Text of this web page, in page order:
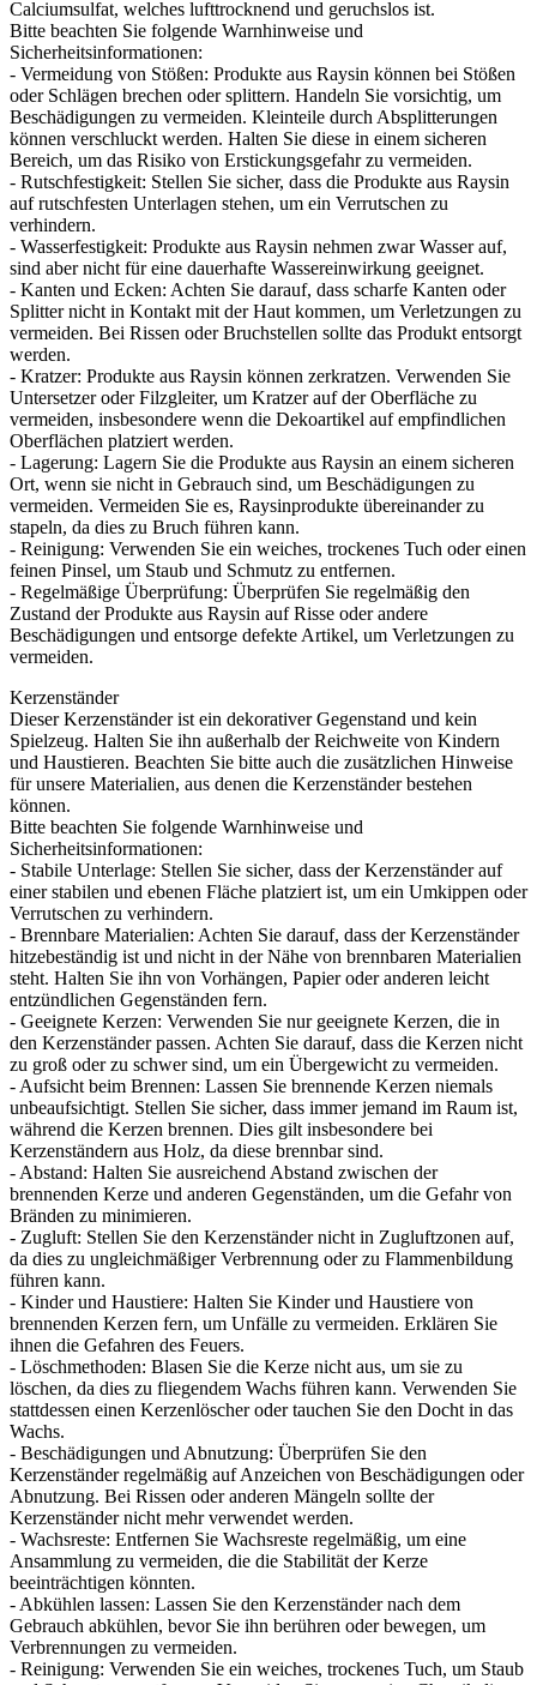
Calciumsulfat, welches lufttrocknend und geruchslos ist.
Bitte beachten Sie folgende Warnhinweise und
Sicherheitsinformationen:
- Vermeidung von Stößen: Produkte aus Raysin können bei Stößen
oder Schlägen brechen oder splittern. Handeln Sie vorsichtig, um
Beschädigungen zu vermeiden. Kleinteile durch Absplitterungen
können verschluckt werden. Halten Sie diese in einem sicheren
Bereich, um das Risiko von Erstickungsgefahr zu vermeiden.
- Rutschfestigkeit: Stellen Sie sicher, dass die Produkte aus Raysin
auf rutschfesten Unterlagen stehen, um ein Verrutschen zu
verhindern.
- Wasserfestigkeit: Produkte aus Raysin nehmen zwar Wasser auf,
sind aber nicht für eine dauerhafte Wassereinwirkung geeignet.
- Kanten und Ecken: Achten Sie darauf, dass scharfe Kanten oder
Splitter nicht in Kontakt mit der Haut kommen, um Verletzungen zu
vermeiden. Bei Rissen oder Bruchstellen sollte das Produkt entsorgt
werden.
- Kratzer: Produkte aus Raysin können zerkratzen. Verwenden Sie
Untersetzer oder Filzgleiter, um Kratzer auf der Oberfläche zu
vermeiden, insbesondere wenn die Dekoartikel auf empfindlichen
Oberflächen platziert werden.
- Lagerung: Lagern Sie die Produkte aus Raysin an einem sicheren
Ort, wenn sie nicht in Gebrauch sind, um Beschädigungen zu
vermeiden. Vermeiden Sie es, Raysinprodukte übereinander zu
stapeln, da dies zu Bruch führen kann.
- Reinigung: Verwenden Sie ein weiches, trockenes Tuch oder einen
feinen Pinsel, um Staub und Schmutz zu entfernen.
- Regelmäßige Überprüfung: Überprüfen Sie regelmäßig den
Zustand der Produkte aus Raysin auf Risse oder andere
Beschädigungen und entsorge defekte Artikel, um Verletzungen zu
vermeiden.
Kerzenständer
Dieser Kerzenständer ist ein dekorativer Gegenstand und kein
Spielzeug. Halten Sie ihn außerhalb der Reichweite von Kindern
und Haustieren. Beachten Sie bitte auch die zusätzlichen Hinweise
für unsere Materialien, aus denen die Kerzenständer bestehen
können.
Bitte beachten Sie folgende Warnhinweise und
Sicherheitsinformationen:
- Stabile Unterlage: Stellen Sie sicher, dass der Kerzenständer auf
einer stabilen und ebenen Fläche platziert ist, um ein Umkippen oder
Verrutschen zu verhindern.
- Brennbare Materialien: Achten Sie darauf, dass der Kerzenständer
hitzebeständig ist und nicht in der Nähe von brennbaren Materialien
steht. Halten Sie ihn von Vorhängen, Papier oder anderen leicht
entzündlichen Gegenständen fern.
- Geeignete Kerzen: Verwenden Sie nur geeignete Kerzen, die in
den Kerzenständer passen. Achten Sie darauf, dass die Kerzen nicht
zu groß oder zu schwer sind, um ein Übergewicht zu vermeiden.
- Aufsicht beim Brennen: Lassen Sie brennende Kerzen niemals
unbeaufsichtigt. Stellen Sie sicher, dass immer jemand im Raum ist,
während die Kerzen brennen. Dies gilt insbesondere bei
Kerzenständern aus Holz, da diese brennbar sind.
- Abstand: Halten Sie ausreichend Abstand zwischen der
brennenden Kerze und anderen Gegenständen, um die Gefahr von
Bränden zu minimieren.
- Zugluft: Stellen Sie den Kerzenständer nicht in Zugluftzonen auf,
da dies zu ungleichmäßiger Verbrennung oder zu Flammenbildung
führen kann.
- Kinder und Haustiere: Halten Sie Kinder und Haustiere von
brennenden Kerzen fern, um Unfälle zu vermeiden. Erklären Sie
ihnen die Gefahren des Feuers.
- Löschmethoden: Blasen Sie die Kerze nicht aus, um sie zu
löschen, da dies zu fliegendem Wachs führen kann. Verwenden Sie
stattdessen einen Kerzenlöscher oder tauchen Sie den Docht in das
Wachs.
- Beschädigungen und Abnutzung: Überprüfen Sie den
Kerzenständer regelmäßig auf Anzeichen von Beschädigungen oder
Abnutzung. Bei Rissen oder anderen Mängeln sollte der
Kerzenständer nicht mehr verwendet werden.
- Wachsreste: Entfernen Sie Wachsreste regelmäßig, um eine
Ansammlung zu vermeiden, die die Stabilität der Kerze
beeinträchtigen könnten.
- Abkühlen lassen: Lassen Sie den Kerzenständer nach dem
Gebrauch abkühlen, bevor Sie ihn berühren oder bewegen, um
Verbrennungen zu vermeiden.
- Reinigung: Verwenden Sie ein weiches, trockenes Tuch, um Staub